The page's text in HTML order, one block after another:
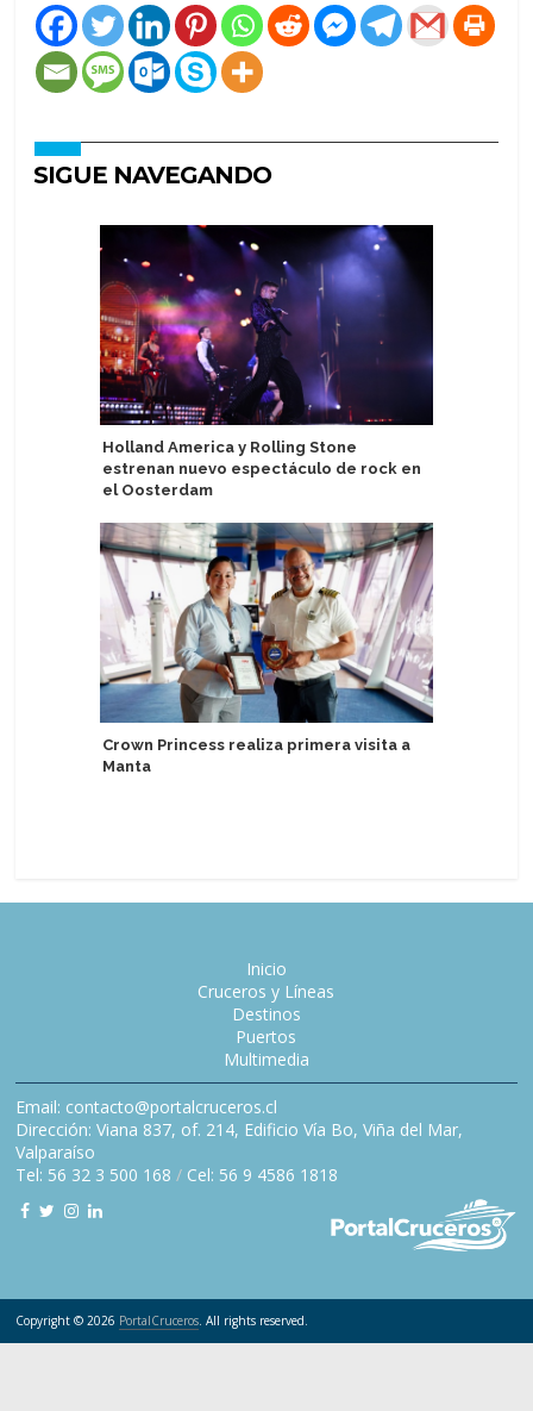
SIGUE NAVEGANDO
Holland America y Rolling Stone
estrenan nuevo espectáculo de rock en
el Oosterdam
Crown Princess realiza primera visita a
Manta
Inicio
Cruceros y Líneas
Destinos
Puertos
Multimedia
Email: contacto@portalcruceros.cl
Dirección: Viana 837, of. 214, Edificio Vía Bo, Viña del Mar,
Valparaíso
Tel: 56 32 3 500 168 / Cel: 56 9 4586 1818
Copyright © 2026 PortalCruceros. All rights reserved.